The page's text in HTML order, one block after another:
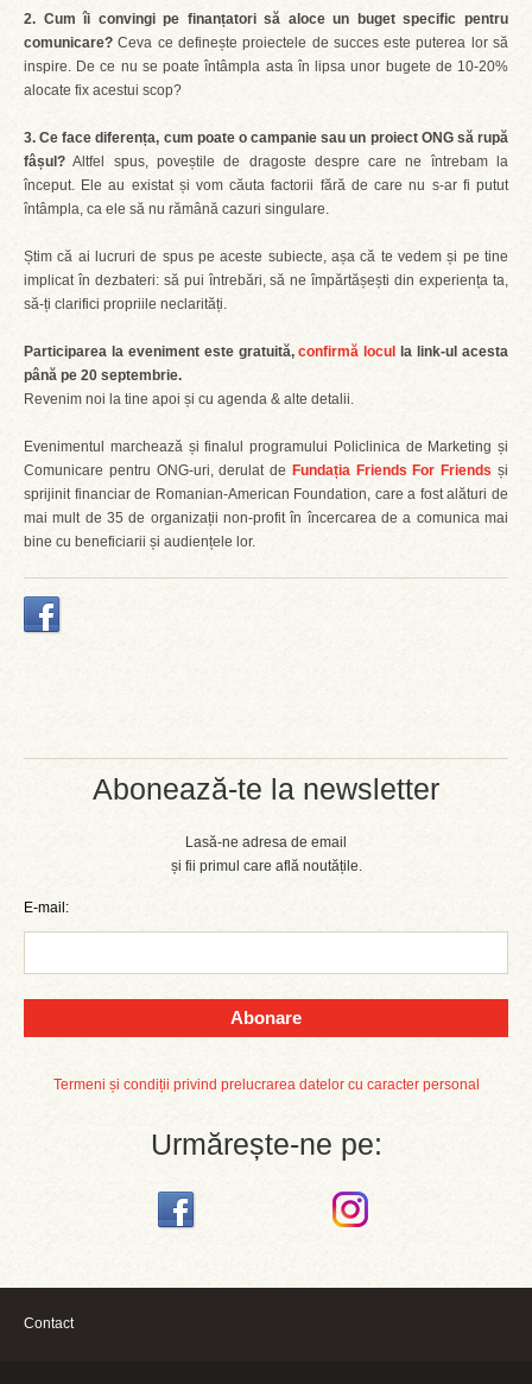
Abonează-te la newsletter
Lasă-ne adresa de email
și fii primul care află noutățile.
E-mail:
Abonare
Termeni și condiții privind prelucrarea datelor cu caracter personal
Urmărește-ne pe:
2. Cum îi convingi pe finanțatori să aloce un buget specific pentru
comunicare?Ceva ce definește proiectele de succes este puterea lor să
inspire. De ce nu se poate întâmpla asta în lipsa unor bugete de 10-20%
alocate fix acestui scop?
3. Ce face diferența, cum poate o campanie sau un proiect ONG să rupă
fâșul? Altfel spus, poveștile de dragoste despre care ne întrebam la
început. Ele au existat și vom căuta factorii fără de care nu s-ar fi putut
întâmpla, ca ele să nu rămână cazuri singulare.
Știm că ai lucruri de spus pe aceste subiecte, așa că te vedem și pe tine
implicat în dezbateri: să pui întrebări, să ne împărtășești din experiența ta,
să-ți clarifici propriile neclarități.
Participarea la eveniment este gratuită,confirmă locul
la link-ul acesta
până pe 20 septembrie.
Revenim noi la tine apoi și cu agenda & alte detalii.
Evenimentul marchează și finalul programului Policlinica de Marketing și
Comunicare pentru ONG-uri, derulat de Fundația Friends For Friends și
sprijinit financiar de Romanian-American Foundation, care a fost alături de
mai mult de 35 de organizații non-profit în încercarea de a comunica mai
bine cu beneficiarii și audiențele lor.
Contact